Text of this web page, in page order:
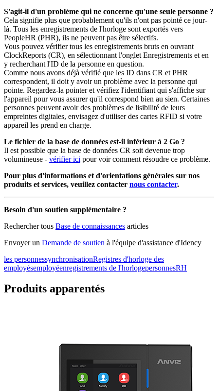
S'agit-il d'un problème qui ne concerne qu'une seule personne ?
Cela signifie plus que probablement qu'ils n'ont pas pointé ce jour-
là. Tous les enregistrements de l'horloge sont exportés vers
PeopleHR (PHR), ils ne peuvent pas être sélectifs.
Vous pouvez vérifier tous les enregistrements bruts en ouvrant
ClockReports (CR), en sélectionnant l'onglet Enregistrements et en
y recherchant l'ID de la personne en question.
Comme nous avons déjà vérifié que les ID dans CR et PHR
correspondent, il doit y avoir un problème avec la personne qui
pointe. Regardez-la pointer et vérifiez l'identifiant qui s'affiche sur
l'appareil pour vous assurer qu'il correspond bien au sien. Certaines
personnes peuvent avoir des problèmes de lisibilité de leurs
empreintes digitales, envisagez d'utiliser des cartes RFID si votre
appareil les prend en charge.
Le fichier de la base de données est-il inférieur à 2 Go ?
Il est possible que la base de données CR soit devenue trop
volumineuse - vérifier ici pour voir comment résoudre ce problème.
Pour plus d'informations et d'orientations générales sur nos
produits et services, veuillez contacter nous contacter.
Besoin d'un soutien supplémentaire ?
Rechercher tous Base de connaissances articles
Envoyer un Demande de soutien à l'équipe d'assistance d'Idency
les personnessynchronisationRegistres d'horloge des
employésemployéenregistrements de l'horlogepersonnesRH
Produits apparentés